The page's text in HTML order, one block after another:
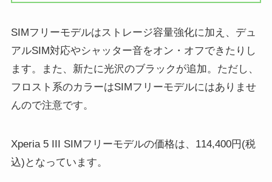
SIMフリーモデルはストレージ容量強化に加え、デュ
アルSIM対応やシャッター音をオン・オフできたりし
ます。また、新たに光沢のブラックが追加。ただし、
フロスト系のカラーはSIMフリーモデルにはありませ
んので注意です。
Xperia 5 III SIMフリーモデルの価格は、114,400円(税
込)となっています。